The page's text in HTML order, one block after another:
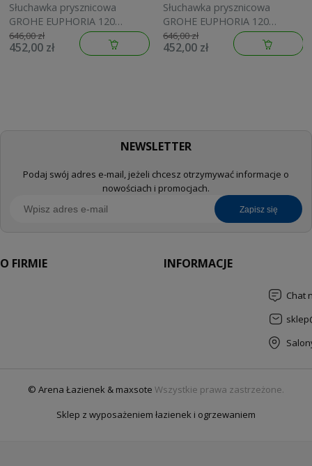
Słuchawka prysznicowa
GROHE EUPHORIA 120
brushed warm sunset
134883DL00
646,00 zł
452,00 zł
Słuchawka prysznicowa
GROHE EUPHORIA 120
brushed cool sunrise
134883GN00
646,00 zł
452,00 zł
NEWSLETTER
Podaj swój adres e-mail, jeżeli chcesz otrzymywać informacje o
nowościach i promocjach.
zapisz się
O FIRMIE INFORMACJE
Chat
© Arena Łazienek & maxsote Wszystkie prawa zastrzeżone.
Sklep z wyposażeniem łazienek i ogrzewaniem